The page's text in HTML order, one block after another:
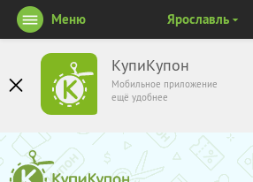
КупиКупон
Мобильное приложение
ещё удобнее
Меню Ярославль